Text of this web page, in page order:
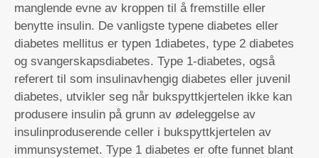
manglende evne av kroppen til å fremstille eller
benytte insulin. De vanligste typene diabetes eller
diabetes mellitus er typen 1diabetes, type 2 diabetes
og svangerskapsdiabetes. Type 1-diabetes, også
referert til som insulinavhengig diabetes eller juvenil
diabetes, utvikler seg når bukspyttkjertelen ikke kan
produsere insulin på grunn av ødeleggelse av
insulinproduserende celler i bukspyttkjertelen av
immunsystemet. Type 1 diabetes er ofte funnet blant